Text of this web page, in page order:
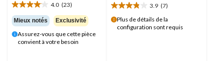
4.0 (23)
4.0
étoile(s)
sur
5.
23
Mieux notés Exclusivité
Assurez-vous que cette pièce
convient à votre besoin
3.9 (7)
3.9
étoile(s)
sur
Plus de détails de la
configuration sont requis